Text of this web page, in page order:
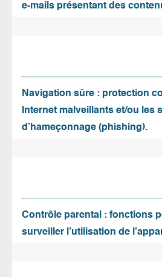
e-mails présentant des
Navigation sûre : protection
Internet malveillants et/ou les
d’hameçonnage (phishing).
Contrôle parental : fonctions
surveiller l’utilisation de